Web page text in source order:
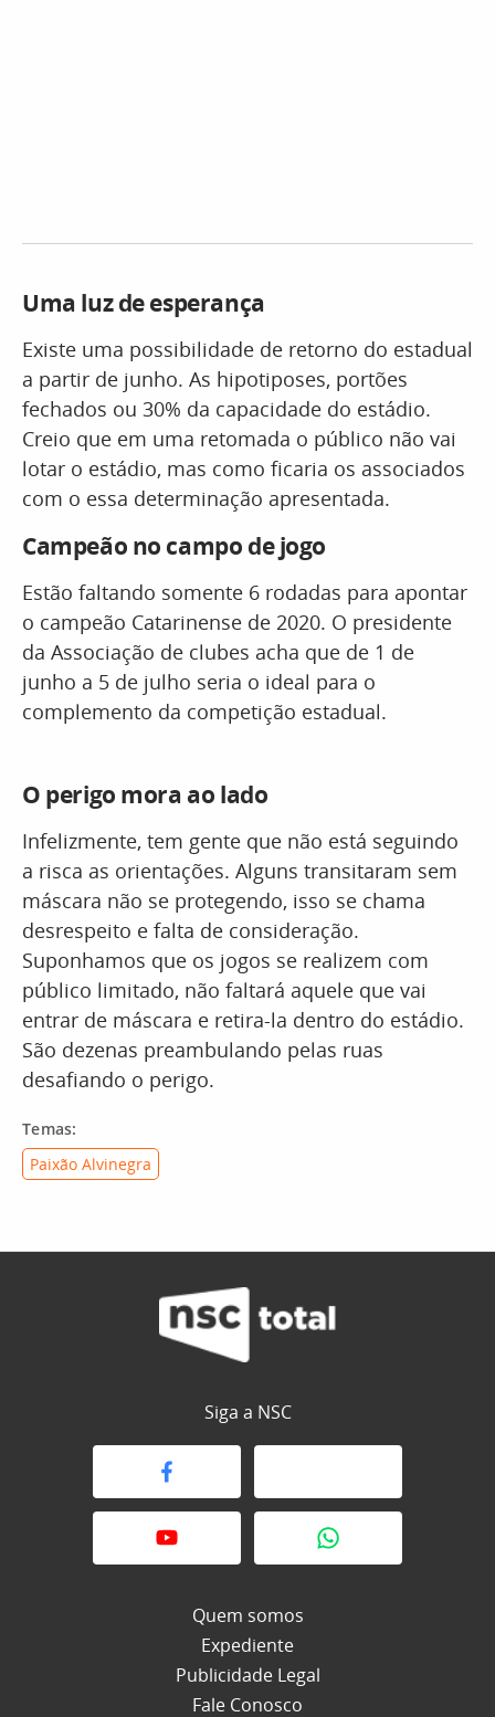
Uma luz de esperança
Existe uma possibilidade de retorno do estadual
a partir de junho. As hipotiposes, portões
fechados ou 30% da capacidade do estádio.
Creio que em uma retomada o público não vai
lotar o estádio, mas como ficaria os associados
com o essa determinação apresentada.
Campeão no campo de jogo
Estão faltando somente 6 rodadas para apontar
o campeão Catarinense de 2020. O presidente
da Associação de clubes acha que de 1 de
junho a 5 de julho seria o ideal para o
complemento da competição estadual.
O perigo mora ao lado
Infelizmente, tem gente que não está seguindo
a risca as orientações. Alguns transitaram sem
máscara não se protegendo, isso se chama
desrespeito e falta de consideração.
Suponhamos que os jogos se realizem com
público limitado, não faltará aquele que vai
entrar de máscara e retira-la dentro do estádio.
São dezenas preambulando pelas ruas
desafiando o perigo.
Temas:
Paixão Alvinegra
Siga a NSC
Quem somos
Expediente
Publicidade Legal
Fale Conosco